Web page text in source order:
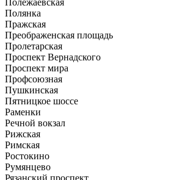
Полежаевская
Полянка
Пражская
Преображенская площадь
Пролетарская
Проспект Вернадского
Проспект мира
Профсоюзная
Пушкинская
Пятницкое шоссе
Раменки
Речной вокзал
Рижская
Римская
Ростокино
Румянцево
Рязанский проспект